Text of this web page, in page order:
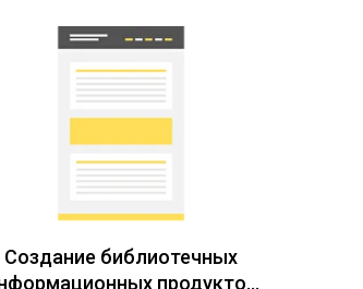
Создание библиотечных
продуктов